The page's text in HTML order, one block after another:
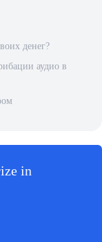
денег?
аудио в
in